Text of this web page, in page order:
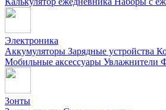
Электроника
Аккумуляторы Зарядные устройства
Мобильные аксессуары Увлажнители
Зонты